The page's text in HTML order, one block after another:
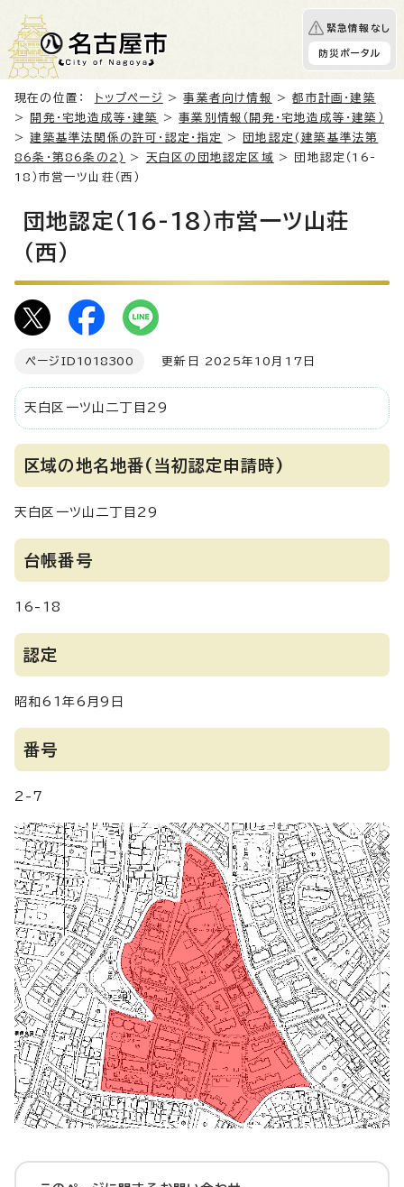
緊急情報なし
防災ポータル
現在の位置： トップページ >事業者向け情報 >都市計画・建築
>
開発・宅地造成等・建築 >事業別情報（開発・宅地造成等・建築）
>建築基準法関係の許可・認定・指定 >
団地認定(建築基準法第
86条・第86条の2)
> 天白区の団地認定区域 > 団地認定（16-
18）市営一ツ山荘（西）
団地認定（16-18）市営一ツ山荘
（西）
ページID 1018300 更新日 2025年10月17日
天白区一ツ山二丁目29
区域の地名地番(当初認定申請時)
天白区一ツ山二丁目29
台帳番号
16-18
認定
昭和61年6月9日
番号
2-7